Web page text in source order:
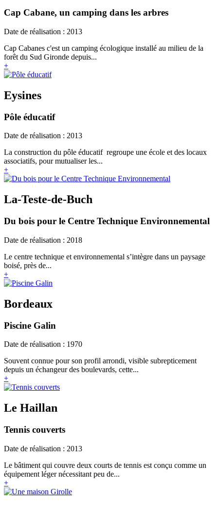
Cap Cabane, un camping dans les arbres
Date de réalisation : 2013
Cap Cabanes c'est un camping écologique installé au milieu de la
forêt du Sud Gironde depuis...
+
Eysines
Pôle éducatif
Date de réalisation : 2013
La construction du pôle éducatif regroupe une école et des locaux
associatifs, pour mutualiser les...
+
La-Teste-de-Buch
Du bois pour le Centre Technique Environnemental
Date de réalisation : 2018
Le centre technique et environnemental s’intègre dans un paysage
boisé, près de...
+
Bordeaux
Piscine Galin
Date de réalisation : 1970
Souvent connue pour son profil arrondi, visible subrepticement
depuis un échangeur des boulevards, cette...
+
Le Haillan
Tennis couverts
Date de réalisation : 2013
Le bâtiment qui couvre deux courts de tennis est conçu comme un
équipement léger nécessitant peu de...
+